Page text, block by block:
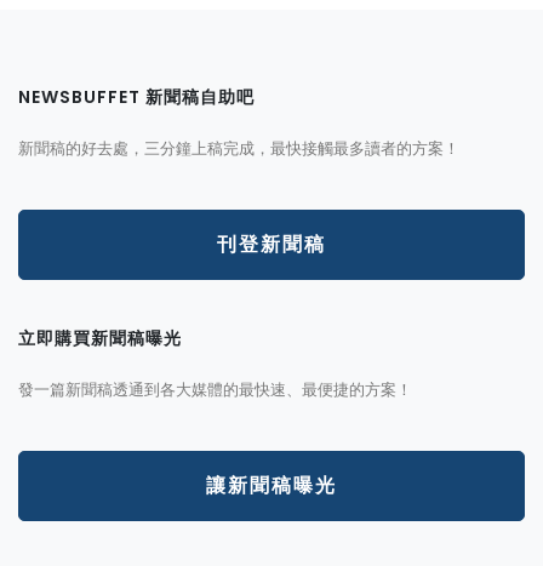
NEWSBUFFET 新聞稿自助吧
新聞稿的好去處，三分鐘上稿完成，最快接觸最多讀者的方案！
刊登新聞稿
立即購買新聞稿曝光
發一篇新聞稿透通到各大媒體的最快速、最便捷的方案！
讓新聞稿曝光